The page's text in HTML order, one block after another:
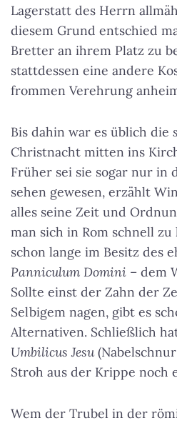
Lagerstatt des Herrn
diesem Grund entschied
Bretter an ihrem Platz zu
stattdessen eine andere
frommen Verehrung
Bis dahin war es üblich die
Christnacht mitten ins
Früher sei sie sogar nur in
sehen gewesen, erzählt
alles seine Zeit und
man sich in Rom schnell
schon lange im Besitz des
Panniculum Domini – dem
Sollte einst der Zahn der
Selbigem nagen, gibt es
Alternativen. Schließlich
Umbilicus Jesu
Stroh aus der Krippe noch
Wem der Trubel in der